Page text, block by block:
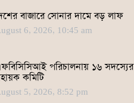
বাজারে সোনার দামে বড় লাফ
6, 2026, 10:45 am
পরিচালনায় ১৬ সদস্যের
কমিটি
5, 2026, 8:52 pm